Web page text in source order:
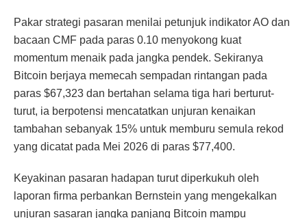
Pakar strategi pasaran menilai petunjuk indikator AO dan
bacaan CMF pada paras 0.10 menyokong kuat
momentum menaik pada jangka pendek. Sekiranya
Bitcoin berjaya memecah sempadan rintangan pada
paras $67,323 dan bertahan selama tiga hari berturut-
turut, ia berpotensi mencatatkan unjuran kenaikan
tambahan sebanyak 15% untuk memburu semula rekod
yang dicatat pada Mei 2026 di paras $77,400.
Keyakinan pasaran hadapan turut diperkukuh oleh
laporan firma perbankan Bernstein yang mengekalkan
unjuran sasaran jangka panjang Bitcoin mampu